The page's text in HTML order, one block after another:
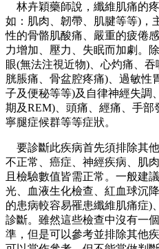
林卉穎藥師說，纖維肌痛的
如：肌肉、韌帶、肌腱等等)，
性的骨骼肌酸痛、嚴重的疲倦
力增加、壓力、失眠而加劇。
眼(無法注視近物)、心灼痛、
胱脹痛、骨盆腔疼痛)、過敏性
子及便秘等等)及自律神經失調
期及REM)、頭痛、經痛、手
寧腿症候群等等症狀。
要診斷此疾病首先須排除其
不正常、癌症、神經疾病、肌
且檢驗數值皆需正常。一般建
光、血液生化檢查、紅血球沉
的患病較容易罹患纖維肌痛症)
診斷。雖然這些檢查中沒有一
準，但是可以參考並排除其他